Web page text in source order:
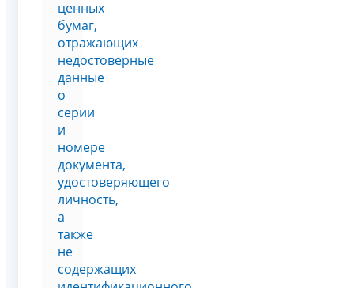
ценных
бумаг,
отражающих
недостоверные
данные
о
серии
и
номере
документа,
удостоверяющего
личность,
а
также
не
содержащих